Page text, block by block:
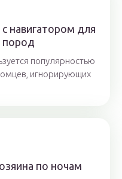
навигатором для
пород
популярностью
игнорирующих
по ночам